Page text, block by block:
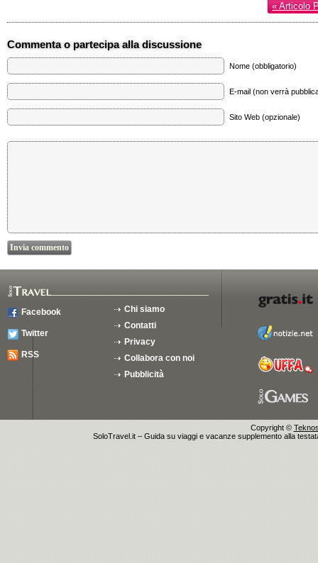
« Articolo
Commenta o partecipa alla discussione
Nome (obbligatorio)
E-mail (non verrà
Sito Web (opzionale)
Facebook
Twitter
RSS
Chi siamo
Contatti
Privacy
Collabora con noi
Pubblicità
Copyright ©
SoloTravel.it – Guida su viaggi e vacanze supplemento alla